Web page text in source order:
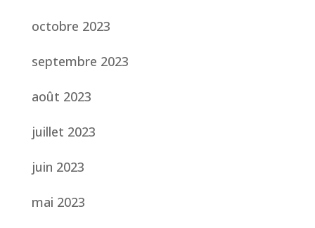
octobre 2023
septembre 2023
août 2023
juillet 2023
juin 2023
mai 2023